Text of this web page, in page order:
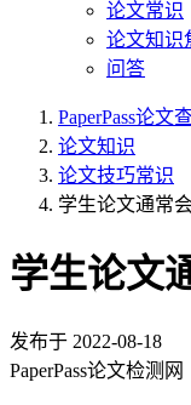
论文常识
论文知识
问答
PaperPass论文
论文知识
论文技巧常识
学生论文通常
学生论文
发布于 2022-08-18
PaperPass论文检测网